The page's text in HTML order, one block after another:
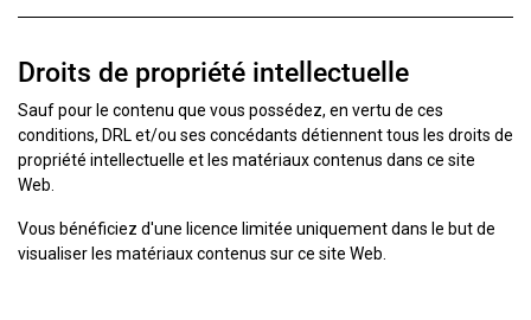
Droits de propriété intellectuelle
Sauf pour le contenu que vous possédez, en vertu de ces
conditions, DRL et/ou ses concédants détiennent tous les droits de
propriété intellectuelle et les matériaux contenus dans ce site
Web.
Vous bénéficiez d'une licence limitée uniquement dans le but de
visualiser les matériaux contenus sur ce site Web.